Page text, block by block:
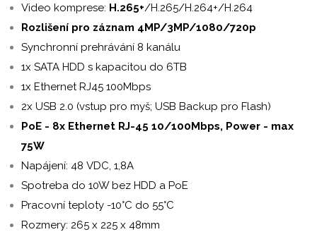
Video komprese: H.265+/H.265/H.264+/H.264
Rozlišení pro záznam 4MP/3MP/1080/720p
Synchronní prehrávání 8 kanálu
1x SATA HDD s kapacitou do 6TB
1x Ethernet RJ45 100Mbps
2x USB 2.0 (vstup pro myš; USB Backup pro Flash)
PoE - 8x Ethernet RJ-45 10/100Mbps, Power - max
75W
Napájení: 48 VDC, 1,8A
Spotreba do 10W bez HDD a PoE
Pracovní teploty -10°C do 55°C
Rozmery: 265 x 225 x 48mm